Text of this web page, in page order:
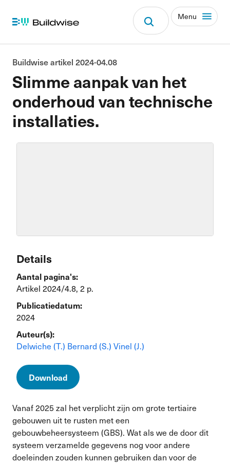
Menu
Slimme aanpak van het
onderhoud van technische
installaties.
Buildwise artikel 2024-04.08
Details
Aantal pagina's:
Artikel 2024/4.8, 2 p.
Publicatiedatum:
2024
Auteur(s):
Delwiche (T.) Bernard (S.) Vinel (J.)
Download
Vanaf 2025 zal het verplicht zijn om grote tertiaire
gebouwen uit te rusten met een
gebouwbeheersysteem (GBS). Wat als we de door dit
systeem verzamelde gegevens nog voor andere
doeleinden zouden kunnen gebruiken dan voor de